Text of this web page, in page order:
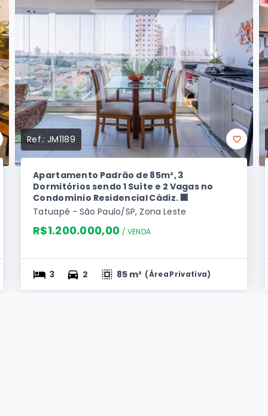
Ref.:JM1189
Apartamento Padrão de 85m², 3
Dormitórios sendo 1 Suíte e 2 Vagas no
Condomínio Residencial Cádiz. 🏢
Tatuapé - São Paulo/SP, Zona Leste
R$1.200.000,00 / VENDA
3 2 85 m² (Área Privativa)